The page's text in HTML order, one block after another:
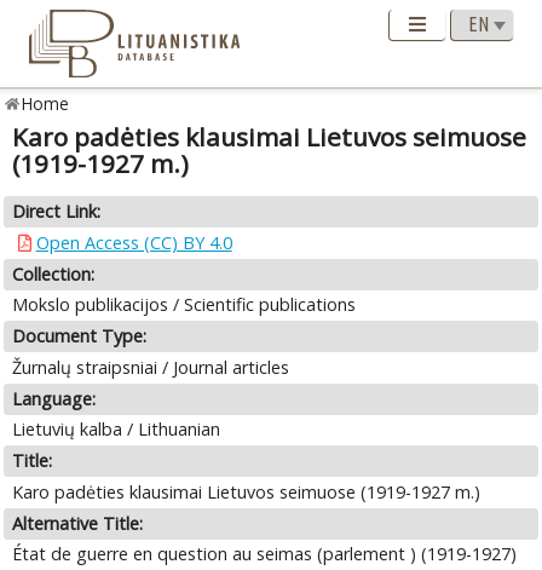
Home
Karo padėties klausimai Lietuvos seimuose
(1919-1927 m.)
Direct Link:
Open Access (CC) BY 4.0
Collection:
Mokslo publikacijos / Scientific publications
Document Type:
Žurnalų straipsniai / Journal articles
Language:
Lietuvių kalba / Lithuanian
Title:
Karo padėties klausimai Lietuvos seimuose (1919-1927 m.)
Alternative Title:
État de guerre en question au seimas (parlement ) (1919-1927)